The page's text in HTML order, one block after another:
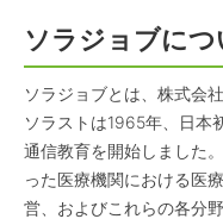
ソラジョブにつ
ソラジョブとは、株式会
ソラストは1965年、日本
通信教育を開始しました
った医療機関における医
営、およびこれらの各分